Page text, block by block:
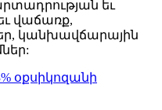
եւ
վաճառք,
կանխավճարային